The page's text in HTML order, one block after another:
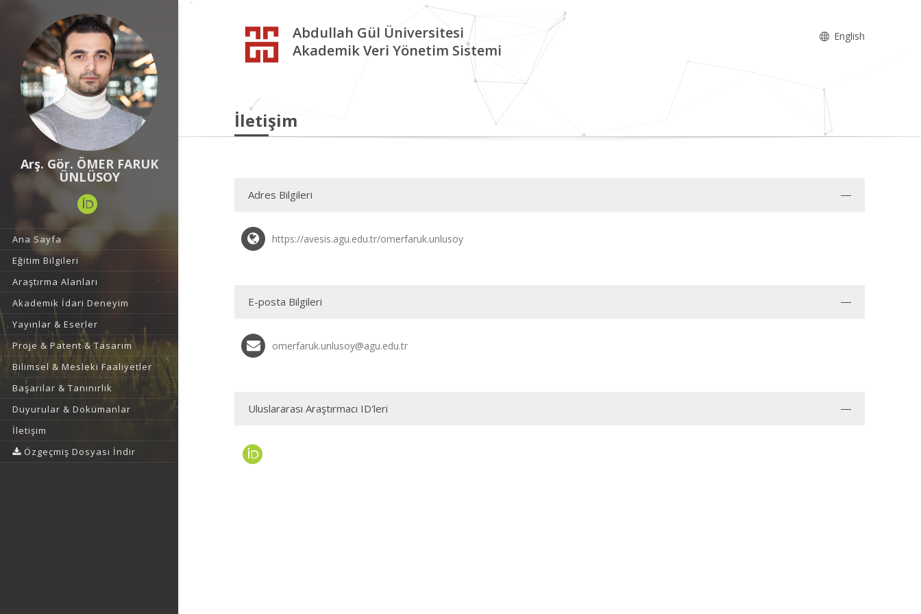
Arş. Gör. ÖMER FARUK
ÜNLÜSOY
Ana Sayfa
Eğitim Bilgileri
Araştırma Alanları
Akademik İdari Deneyim
Yayınlar & Eserler
Proje & Patent & Tasarım
Bilimsel & Mesleki Faaliyetler
Başarılar & Tanınırlık
Duyurular & Dokümanlar
İletişim
Özgeçmiş Dosyası İndir
Abdullah Gül Üniversitesi
Akademik Veri Yönetim Sistemi
English
İletişim
Adres Bilgileri
https://avesis.agu.edu.tr/omerfaruk.unlusoy
E-posta Bilgileri
omerfaruk.unlusoy@agu.edu.tr
Uluslararası Araştırmacı ID'leri